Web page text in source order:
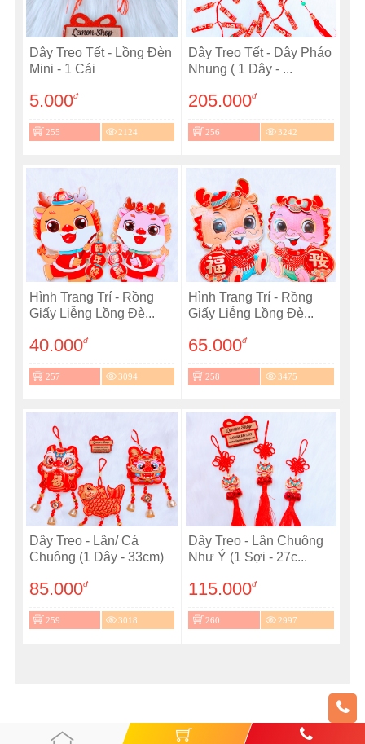
Dây Treo Tết - Lồng Đèn
Mini - 1 Cái
5.000đ
255 2124
Dây Treo Tết - Dây Pháo
Nhung ( 1 Dây - ...
205.000đ
256 3242
Hình Trang Trí - Rồng
Giấy Liễng Lồng Đè...
40.000đ
257 3094
Hình Trang Trí - Rồng
Giấy Liễng Lồng Đè...
65.000đ
258 3475
Dây Treo - Lân/ Cá
Chuông (1 Dây - 33cm)
85.000đ
259 3018
Dây Treo - Lân Chuông
Như Ý (1 Sợi - 27c...
115.000đ
260 2997